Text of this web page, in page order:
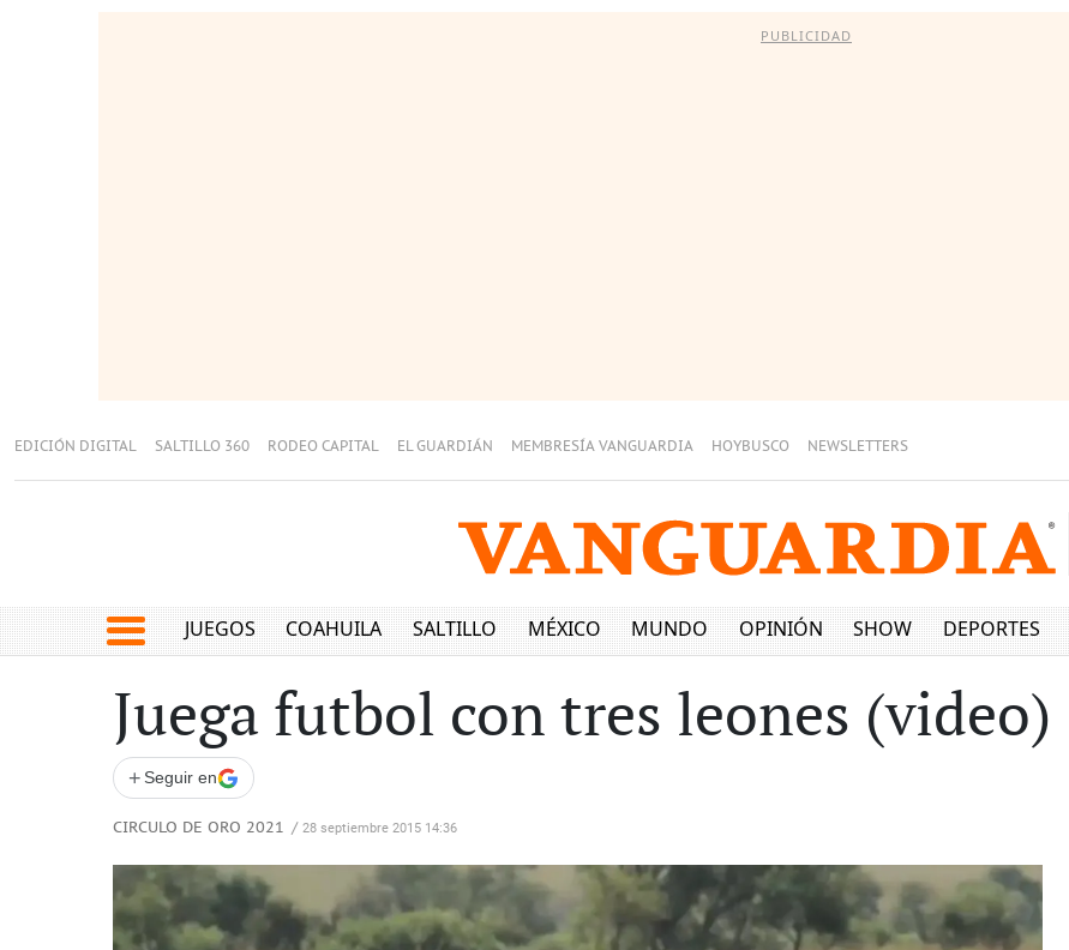
PUBLICIDAD
EDICIÓN DIGITAL SALTILLO 360 RODEO CAPITAL EL GUARDIÁN MEMBRESÍA VANGUARDIA HOYBUSCO NEWSLETTERS
JUEGOS COAHUILA SALTILLO MÉXICO MUNDO OPINIÓN SHOW DEPORTES
Juega futbol con tres leones (video)
+ Seguir en
CIRCULO DE ORO 2021 / 28 septiembre 2015 14:36